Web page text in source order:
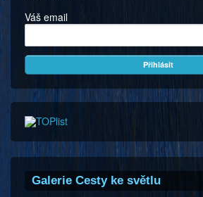
Váš email
Galerie Cesty ke světlu